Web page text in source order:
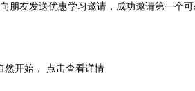
友发送优惠学习邀请，成功邀请第一
然开始， 点击查看详情